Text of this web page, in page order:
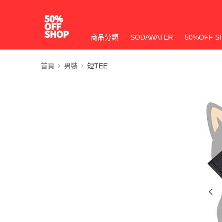
商品分類 SODAWATER 50%OFF
首頁 男裝 短TEE